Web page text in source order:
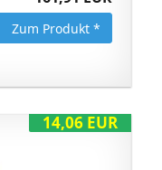
Zum Produkt *
14,06 EUR